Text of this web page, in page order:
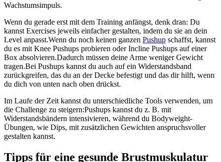
Wachstumsimpuls.
Wenn du gerade erst mit dem Training anfängst, denk dran: Du
kannst Exercises jeweils einfacher gestalten, indem du sie an dein
Level anpasst.Wenn du noch keinen ganzen Pushup schaffst, kannst
du es mit Knee Pushups probieren oder Incline Pushups auf einer
Box absolvieren.Dadurch müssen deine Arme weniger Gewicht
tragen.Bei Pushups kannst du auch auf ein Widerstandsband
zurückgreifen, das du an der Decke befestigt und das dir hilft, wenn
du dich von unten nach oben drückst.
Im Laufe der Zeit kannst du unterschiedliche Tools verwenden, um
die Challenge zu steigern:Pushups kannst du z. B. mit
Widerstandsbändern intensivieren, während du Bodyweight-
Übungen, wie Dips, mit zusätzlichen Gewichten anspruchsvoller
gestalten kannst.
Tipps für eine gesunde Brustmuskulatur